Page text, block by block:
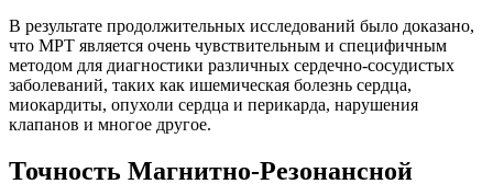
В результате продолжительных исследований было доказано,
что МРТ является очень чувствительным и специфичным
методом для диагностики различных сердечно-сосудистых
заболеваний, таких как ишемическая болезнь сердца,
миокардиты, опухоли сердца и перикарда, нарушения
клапанов и многое другое.
Точность Магнитно-Резонансной